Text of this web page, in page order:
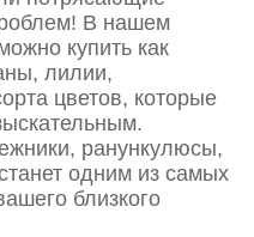
В нашем
купить как
лилии,
цветов, которые
ранункулюсы,
одним из самых
близкого